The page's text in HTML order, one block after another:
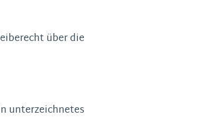
über die
unterzeichnetes